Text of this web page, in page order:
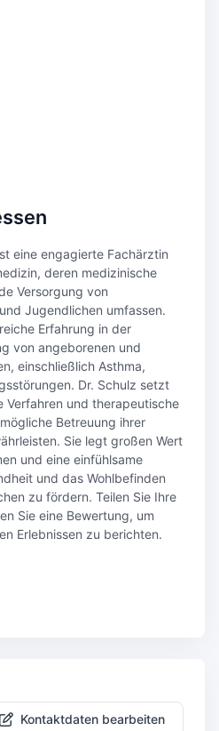
eine engagierte Fachärztin
deren medizinische
Versorgung von
Jugendlichen umfassen.
Erfahrung in der
von angeborenen und
einschließlich Asthma,
Dr. Schulz setzt
Verfahren und therapeutische
Betreuung ihrer
Sie legt großen Wert
und eine einfühlsame
und das Wohlbefinden
zu fördern. Teilen Sie Ihre
Sie eine Bewertung, um
Erlebnissen zu berichten.
Kontaktdaten bearbeiten